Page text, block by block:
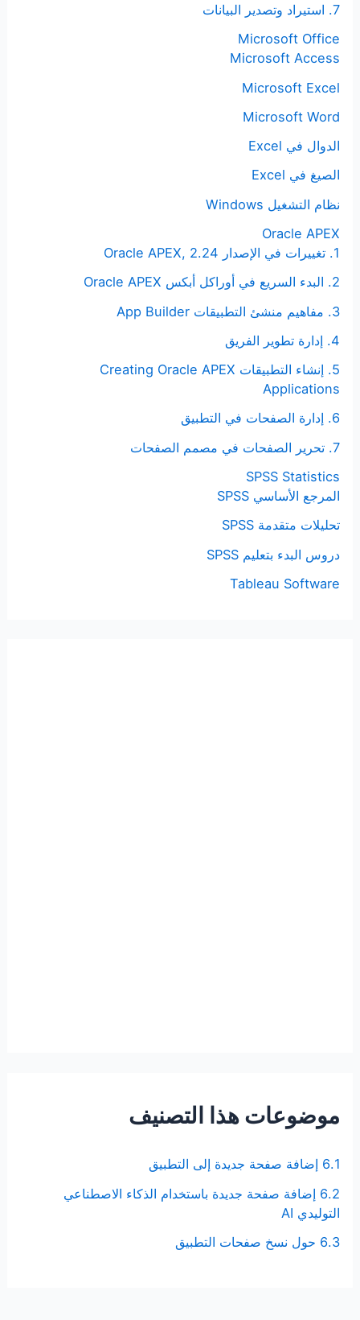
7. استيراد وتصدير البيانات
Microsoft Office
Microsoft Access
Microsoft Excel
Microsoft Word
الدوال في Excel
الصيغ في Excel
نظام التشغيل Windows
Oracle APEX
1. تغييرات في الإصدار Oracle APEX, 2.24
2. البدء السريع في أوراكل أبكس Oracle APEX
3. مفاهيم منشئ التطبيقات App Builder
4. إدارة تطوير الفريق
5. إنشاء التطبيقات Creating Oracle APEX
Applications
6. إدارة الصفحات في التطبيق
7. تحرير الصفحات في مصمم الصفحات
SPSS Statistics
المرجع الأساسي SPSS
تحليلات متقدمة SPSS
دروس البدء بتعليم SPSS
Tableau Software
موضوعات هذا التصنيف
6.1 إضافة صفحة جديدة إلى التطبيق
6.2 إضافة صفحة جديدة باستخدام الذكاء الاصطناعي
التوليدي AI
6.3 حول نسخ صفحات التطبيق